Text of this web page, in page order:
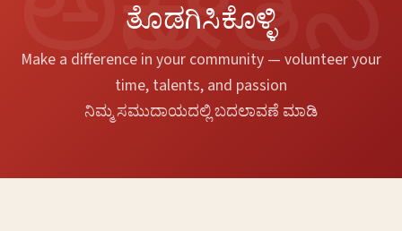
ತೊಡಗಿಸಿಕೊಳ್ಳಿ
Make a difference in your community — volunteer your
time, talents, and passion
ನಿಮ್ಮ ಸಮುದಾಯದಲ್ಲಿ ಬದಲಾವಣೆ ಮಾಡಿ